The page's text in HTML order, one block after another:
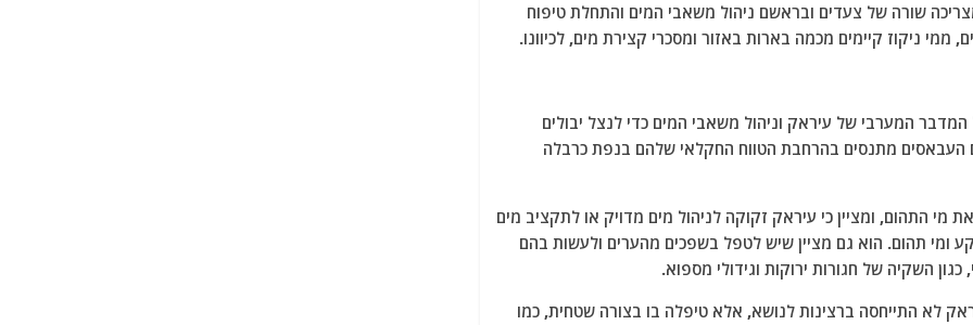
שורה של צעדים ובראשם ניהול משאבי המים והתחלת טיפוח
ניקוז קיימים מכמה בארות באזור ומסכרי קצירת מים, לכיוונו.
המערבי של עיראק וניהול משאבי המים כדי לנצל יבולים
העבאסים מתנסים בהרחבת הטווח החקלאי שלהם בנפת כרבלה
מי התהום, ומציין כי עיראק זקוקה לניהול מים מדויק או לתקציב מים
ומי תהום. הוא גם מציין שיש לטפל בשפכים מהערים ולעשות בהם
השקיה של חגורות ירוקות וגידולי מספוא.
לא התייחסה ברצינות לנושא, אלא טיפלה בו בצורה שטחית, כמו